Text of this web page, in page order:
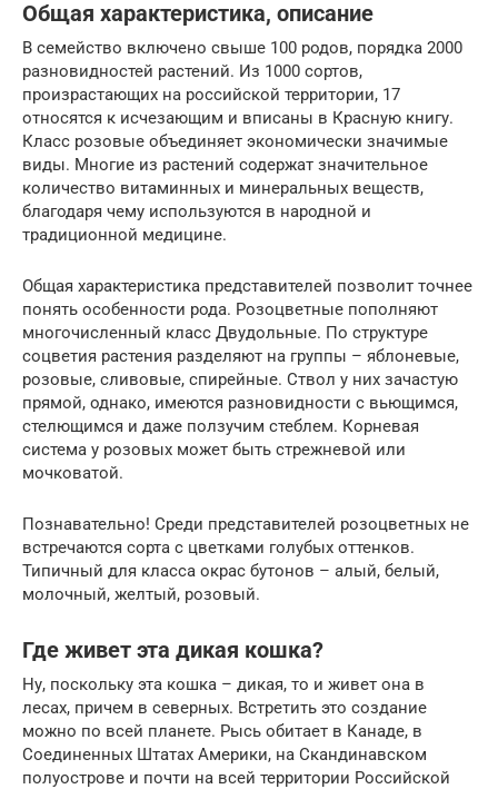
Общая характеристика, описание
В семейство включено свыше 100 родов, порядка 2000
разновидностей растений. Из 1000 сортов,
произрастающих на российской территории, 17
относятся к исчезающим и вписаны в Красную книгу.
Класс розовые объединяет экономически значимые
виды. Многие из растений содержат значительное
количество витаминных и минеральных веществ,
благодаря чему используются в народной и
традиционной медицине.
Общая характеристика представителей позволит точнее
понять особенности рода. Розоцветные пополняют
многочисленный класс Двудольные. По структуре
соцветия растения разделяют на группы – яблоневые,
розовые, сливовые, спирейные. Ствол у них зачастую
прямой, однако, имеются разновидности с вьющимся,
стелющимся и даже ползучим стеблем. Корневая
система у розовых может быть стрежневой или
мочковатой.
Познавательно! Среди представителей розоцветных не
встречаются сорта с цветками голубых оттенков.
Типичный для класса окрас бутонов – алый, белый,
молочный, желтый, розовый.
Где живет эта дикая кошка?
Ну, поскольку эта кошка – дикая, то и живет она в
лесах, причем в северных. Встретить это создание
можно по всей планете. Рысь обитает в Канаде, в
Соединенных Штатах Америки, на Скандинавском
полуострове и почти на всей территории Российской